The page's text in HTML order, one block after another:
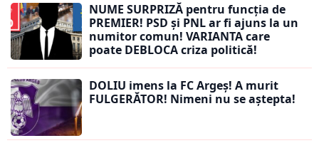
NUME SURPRIZĂ pentru funcția de
PREMIER! PSD și PNL ar fi ajuns la un
numitor comun! VARIANTA care
poate DEBLOCA criza politică!
DOLIU imens la FC Argeș! A murit
FULGERĂTOR! Nimeni nu se aștepta!